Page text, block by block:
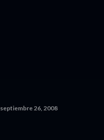
septiembre 26, 2008